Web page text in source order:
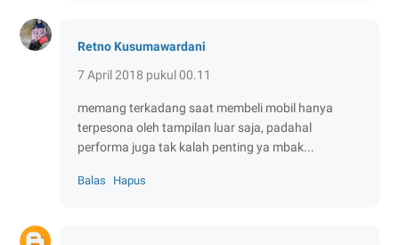
Retno Kusumawardani
7 April 2018 pukul 00.11
memang terkadang saat membeli mobil hanya
terpesona oleh tampilan luar saja, padahal
performa juga tak kalah penting ya mbak...
Balas Hapus